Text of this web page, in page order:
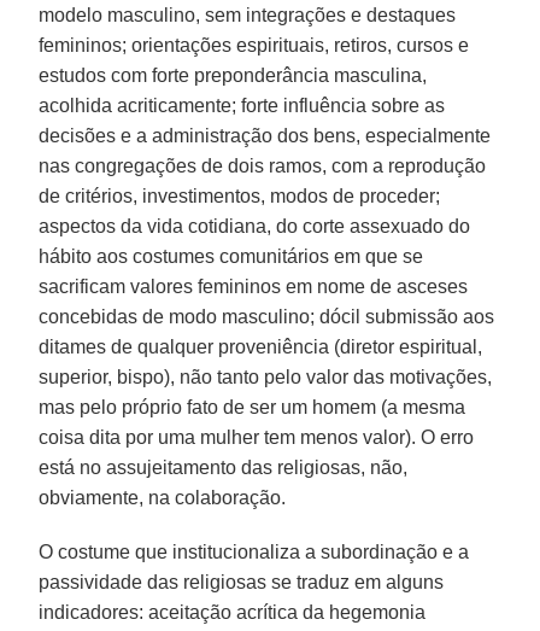
modelo masculino, sem integrações e destaques
femininos; orientações espirituais, retiros, cursos e
estudos com forte preponderância masculina,
acolhida acriticamente; forte influência sobre as
decisões e a administração dos bens, especialmente
nas congregações de dois ramos, com a reprodução
de critérios, investimentos, modos de proceder;
aspectos da vida cotidiana, do corte assexuado do
hábito aos costumes comunitários em que se
sacrificam valores femininos em nome de asceses
concebidas de modo masculino; dócil submissão aos
ditames de qualquer proveniência (diretor espiritual,
superior, bispo), não tanto pelo valor das motivações,
mas pelo próprio fato de ser um homem (a mesma
coisa dita por uma mulher tem menos valor). O erro
está no assujeitamento das religiosas, não,
obviamente, na colaboração.
O costume que institucionaliza a subordinação e a
passividade das religiosas se traduz em alguns
indicadores: aceitação acrítica da hegemonia